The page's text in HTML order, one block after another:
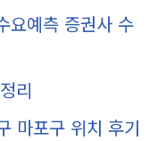
요예측 증권사 수
리
마포구 위치 후기